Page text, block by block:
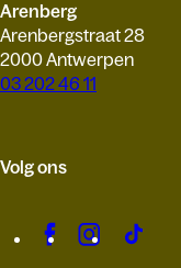
Arenberg
Arenbergstraat 28
2000 Antwerpen
03 202 46 11
Volg ons